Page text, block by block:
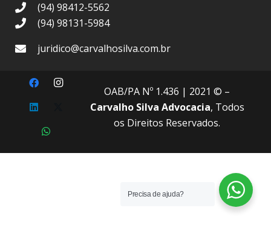
(94) 98412-5562
(94) 98131-5984
juridico@carvalhosilva.com.br
OAB/PA Nº 1.436 | 2021 © –
Carvalho Silva Advocacia, Todos
os Direitos Reservados.
Precisa de ajuda?